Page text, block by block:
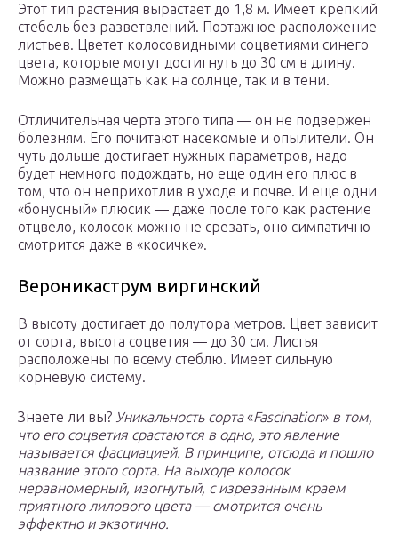
Этот тип растения вырастает до 1,8 м. Имеет крепкий
стебель без разветвлений. Поэтажное расположение
листьев. Цветет колосовидными соцветиями синего
цвета, которые могут достигнуть до 30 см в длину.
Можно размещать как на солнце, так и в тени.
Отличительная черта этого типа — он не подвержен
болезням. Его почитают насекомые и опылители. Он
чуть дольше достигает нужных параметров, надо
будет немного подождать, но еще один его плюс в
том, что он неприхотлив в уходе и почве. И еще одни
«бонусный» плюсик — даже после того как растение
отцвело, колосок можно не срезать, оно симпатично
смотрится даже в «косичке».
Вероникаструм виргинский
В высоту достигает до полутора метров. Цвет зависит
от сорта, высота соцветия — до 30 см. Листья
расположены по всему стеблю. Имеет сильную
корневую систему.
Знаете ли вы? Уникальность сорта«Fascination» в том,
что его соцветия срастаются в одно, это явление
называется фасциацией. В принципе, отсюда и пошло
название этого сорта. На выходе колосок
неравномерный, изогнутый, с изрезанным краем
приятного лилового цвета — смотрится очень
эффектно и экзотично.